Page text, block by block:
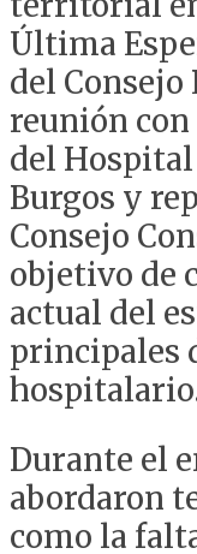
Última
del
reunión
del
Burgos y
Consejo
objetivo de
actual del
principales
Durante el
abordaron
como la